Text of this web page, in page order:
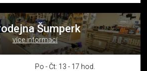
Šumperk
více informací
Po - Čt: 13 - 17 hod.